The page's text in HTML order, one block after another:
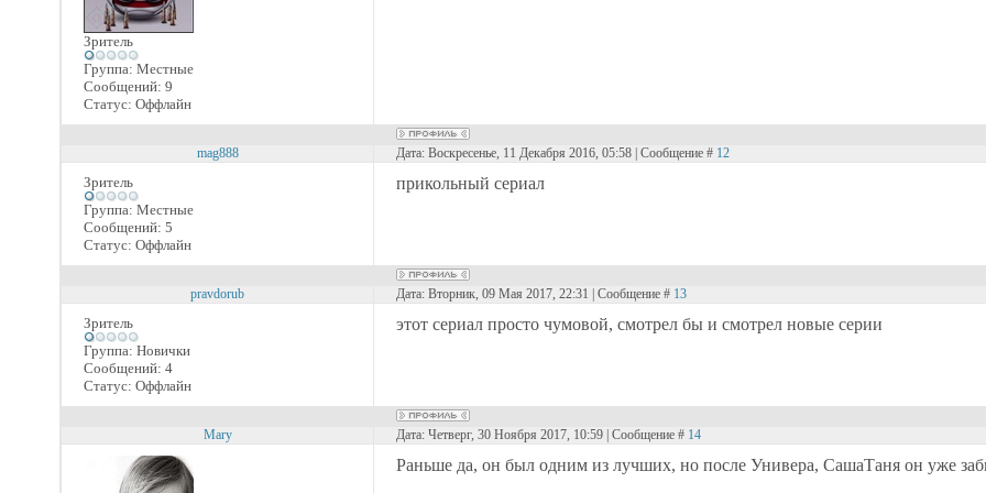
Зритель
Группа: Местные
Сообщений: 9
Статус: Оффлайн
mag888 Дата: Воскресенье, 11 Декабря 2016, 05:58 | Сообщение # 12
Зритель
Группа: Местные
Сообщений: 5
Статус: Оффлайн
прикольный сериал
pravdorub Дата: Вторник, 09 Мая 2017, 22:31 | Сообщение # 13
Зритель
Группа: Новички
Сообщений: 4
Статус: Оффлайн
этот сериал просто чумовой, смотрел бы и смотрел новые серии
Mary Дата: Четверг, 30 Ноября 2017, 10:59 | Сообщение # 14
Раньше да, он был одним из лучших, но после Универа, СашаТаня он уже